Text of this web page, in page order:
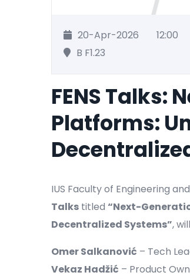
20-Apr-2026
12:00
B F1.23
FENS Talks:
Platforms:
IUS Faculty of Engineering
Talks titled “Next-
Decentralized Systems”,
Omer Salkanović – Tech
Vekaz Hadžić – Product